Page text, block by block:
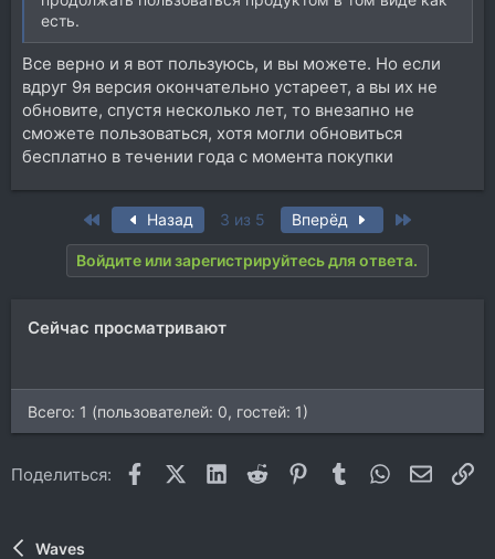
есть.
Все верно и я вот пользуюсь, и вы можете. Но если
вдруг 9я версия окончательно устареет, а вы их не
обновите, спустя несколько лет, то внезапно не
сможете пользоваться, хотя могли обновиться
бесплатно в течении года с момента покупки
First Назад 3 из 5 Вперёд
Войдите или зарегистрируйтесь для ответа.
Сейчас просматривают
Всего: 1 (пользователей: 0, гостей: 1)
Поделиться: FacebookX (Twitter)
LinkedIn
Reddit Pinterest
Tumblr WhatsApp
Waves